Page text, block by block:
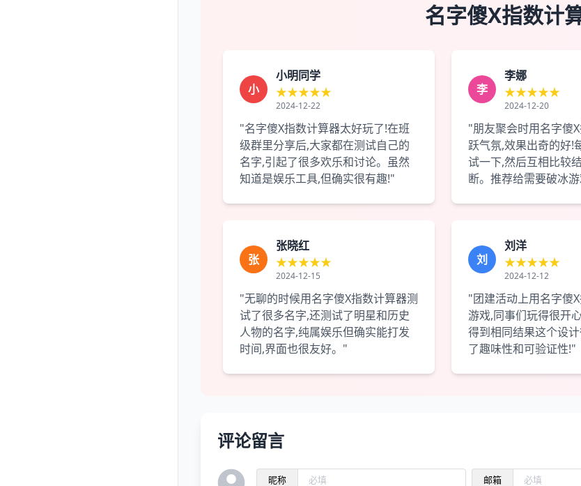
名字傻X指数计
小
小明同学
★★★★★
2024-12-22
"名字傻X指数计算器太好玩了!在班
级群里分享后,大家都在测试自己的
名字,引起了很多欢乐和讨论。虽然
知道是娱乐工具,但确实很有趣!"
李
李娜
★★★★★
2024-12-20
"朋友聚会时用名字傻
跃气氛,效果出奇的好!
试一下,然后互相比较
断。推荐给需要破冰
张
张晓红
★★★★★
2024-12-15
"无聊的时候用名字傻X指数计算器测
试了很多名字,还测试了明星和历史
人物的名字,纯属娱乐但确实能打发
时间,界面也很友好。"
刘
刘洋
★★★★★
2024-12-12
"团建活动上用名字傻
游戏,同事们玩得很开
得到相同结果这个设
了趣味性和可验证性!"
评论留言
昵称 邮箱